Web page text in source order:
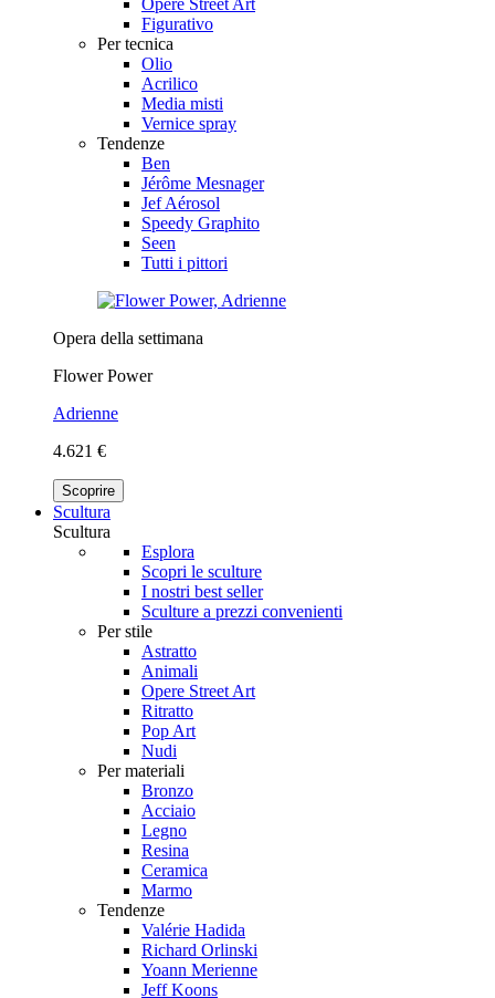
Figurativo
Per tecnica
Olio
Acrilico
Media misti
Vernice spray
Tendenze
Ben
Jérôme Mesnager
Jef Aérosol
Speedy Graphito
Seen
Tutti i pittori
Opera della settimana
Flower Power
Adrienne
4.621 €
Scoprire
Scultura
Scultura
Esplora
Scopri le sculture
I nostri best seller
Sculture a prezzi convenienti
Per stile
Astratto
Animali
Opere Street Art
Ritratto
Pop Art
Nudi
Per materiali
Bronzo
Acciaio
Legno
Resina
Ceramica
Marmo
Tendenze
Valérie Hadida
Richard Orlinski
Yoann Merienne
Jeff Koons